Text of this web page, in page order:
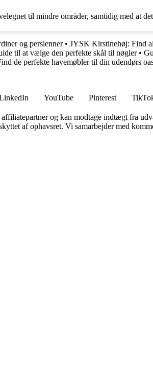
til mindre områder, samtidig med at
og persienner• JYSK Kirstinehøj: Find
til at vælge den perfekte skål til nøgler•
de perfekte havemøbler til din udendørs
YouTube Pinterest
og kan modtage indtægt fra
af ophavsret. Vi samarbejder med